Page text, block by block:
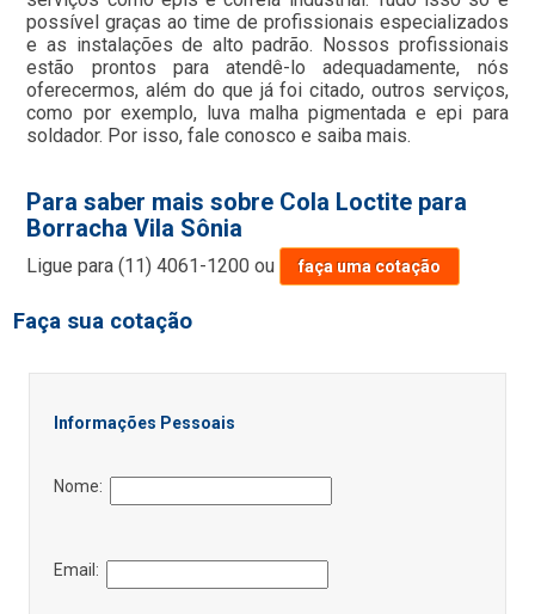
possível graças ao time de profissionais especializados
e as instalações de alto padrão. Nossos profissionais
estão prontos para atendê-lo adequadamente, nós
oferecermos, além do que já foi citado, outros serviços,
como por exemplo, luva malha pigmentada e epi para
soldador. Por isso, fale conosco e saiba mais.
Para saber mais sobre Cola Loctite para
Borracha Vila Sônia
Ligue para(11) 4061-1200 ou faça uma cotação
Faça sua cotação
Informações Pessoais
Nome:
Email: